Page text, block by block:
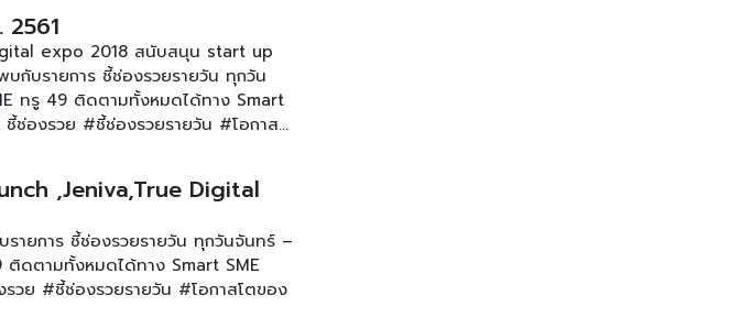
บุ๊ค :
คลิก]
expo 2018 สนับสนุน start up
บกับรายการ ชี้ช่องรวยรายวัน ทุกวัน
ทรู 49 ติดตามทั้งหมดได้ทาง Smart
ช่องรวย #ชี้ช่องรวยรายวัน #โอกาส
,Jeniva,True Digital
ายการ ชี้ช่องรวยรายวัน ทุกวันจันทร์ –
ติดตามทั้งหมดได้ทาง Smart SME
วย #ชี้ช่องรวยรายวัน #โอกาสโตของ